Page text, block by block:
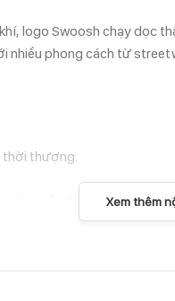
logo Swoosh chạy dọc
nhiều phong cách từ
thời thượng.
di chuyển hàng ngày.
mẽ và cá tính. Đôi giày
Xem thêm